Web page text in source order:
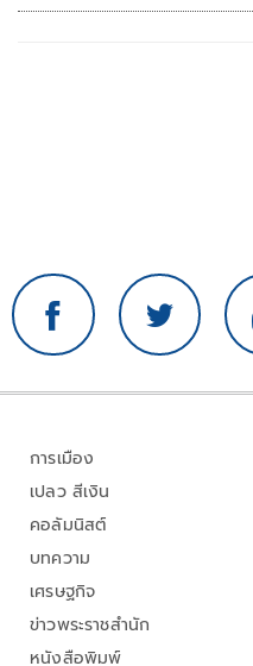
การเมือง
เปลว สีเงิน
คอลัมนิสต์
บทความ
เศรษฐกิจ
ข่าวพระราชสำนัก
หนังสือพิมพ์